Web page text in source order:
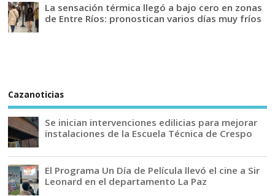
La sensación térmica llegó a bajo cero en zonas
de Entre Ríos: pronostican varios días muy fríos
Cazanoticias
Se inician intervenciones edilicias para mejorar
instalaciones de la Escuela Técnica de Crespo
El Programa Un Día de Película llevó el cine a Sir
Leonard en el departamento La Paz